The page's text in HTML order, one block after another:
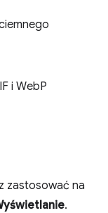
i WebP
zastosować na
.